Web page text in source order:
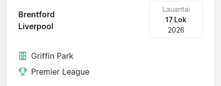
Brentford
Liverpool
Lauantai
17 Lok
2026
Griffin Park
Premier League